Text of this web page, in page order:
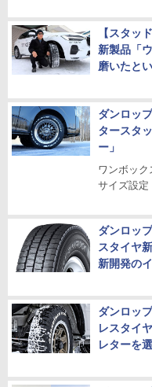
【スタッ
新製品「
磨いたと
ダンロッ
タースタ
ー」
ワンボッ
サイズ設定
ダンロッ
スタイヤ
新開発の
ダンロッ
レスタイ
レターを